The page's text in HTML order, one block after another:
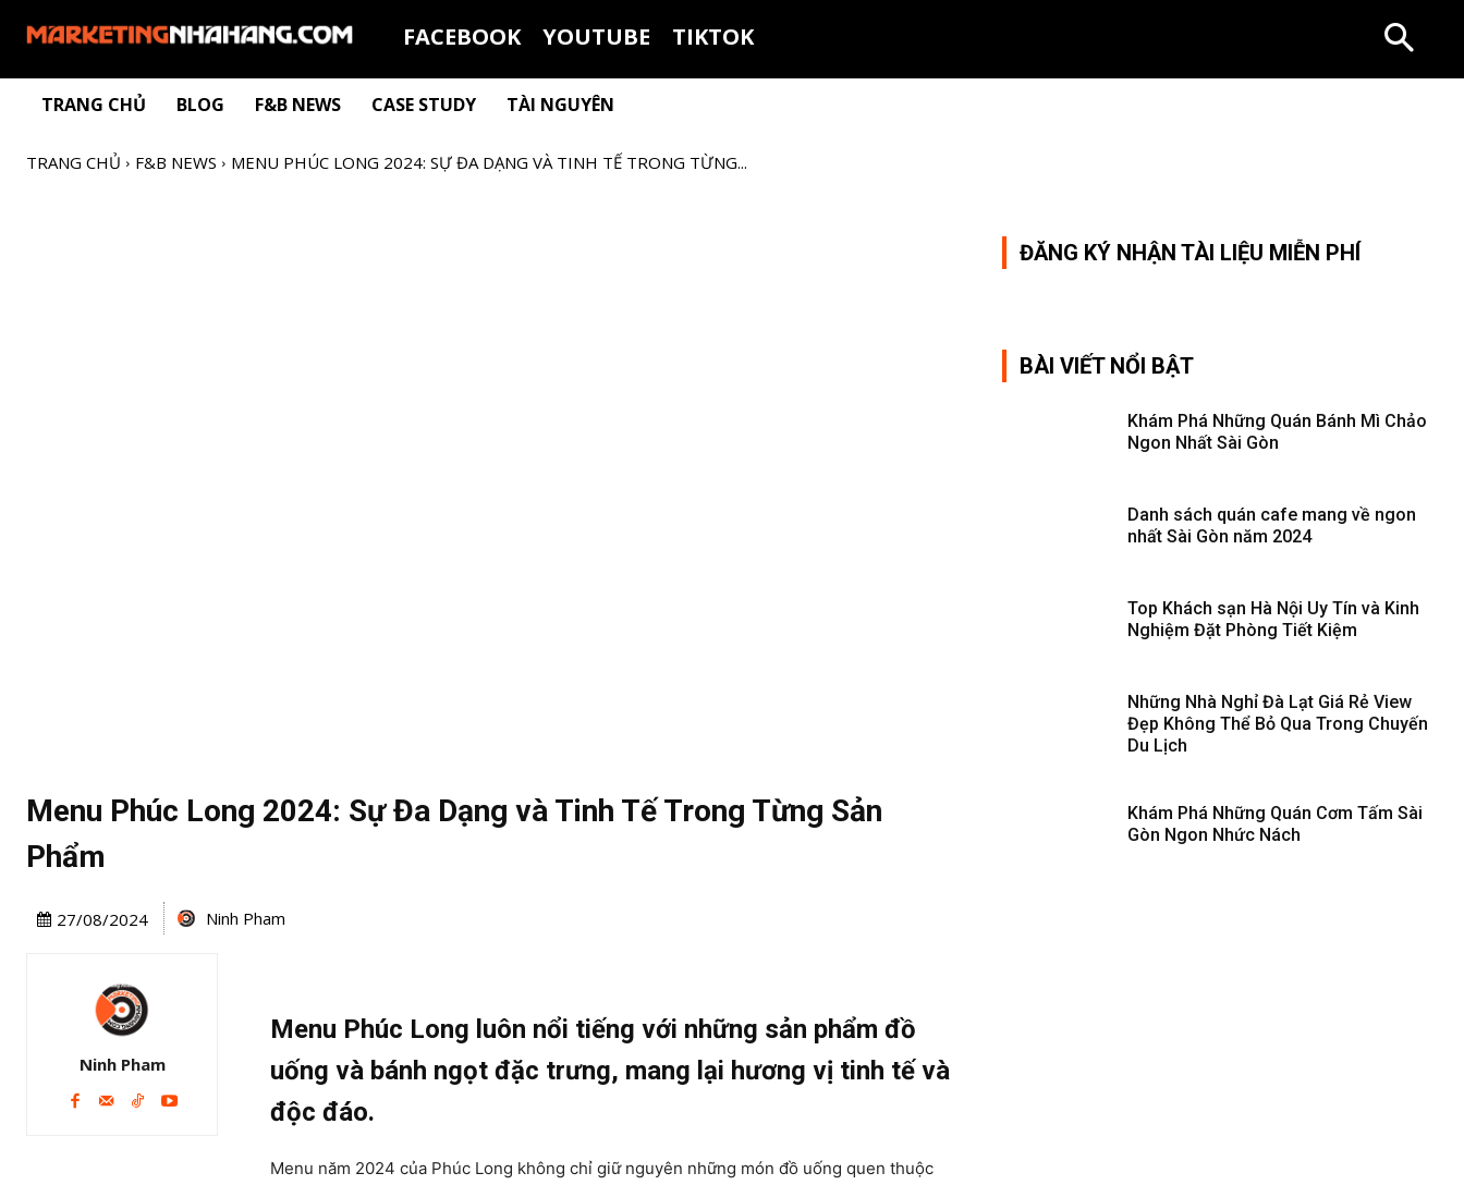
FACEBOOK YOUTUBE TIKTOK
TRANG CHỦ BLOG F&B NEWS CASE STUDY TÀI NGUYÊN
TRANG CHỦ F&B NEWS MENU PHÚC LONG 2024: SỰ ĐA DẠNG VÀ TINH TẾ TRONG TỪNG...
Menu Phúc Long 2024: Sự Đa Dạng và Tinh Tế Trong Từng Sản
Phẩm
27/08/2024 Ninh Pham
Ninh Pham
Menu Phúc Long luôn nổi tiếng với những sản phẩm đồ
uống và bánh ngọt đặc trưng, mang lại hương vị tinh tế và
độc đáo.
Menu năm 2024 của Phúc Long không chỉ giữ nguyên những món đồ uống quen thuộc
ĐĂNG KÝ NHẬN TÀI LIỆU MIỄN PHÍ
BÀI VIẾT NỔI BẬT
Khám Phá Những Quán Bánh Mì Chảo
Ngon Nhất Sài Gòn
Danh sách quán cafe mang về ngon
nhất Sài Gòn năm 2024
Top Khách sạn Hà Nội Uy Tín và Kinh
Nghiệm Đặt Phòng Tiết Kiệm
Những Nhà Nghỉ Đà Lạt Giá Rẻ View
Đẹp Không Thể Bỏ Qua Trong Chuyến
Du Lịch
Khám Phá Những Quán Cơm Tấm Sài
Gòn Ngon Nhức Nách